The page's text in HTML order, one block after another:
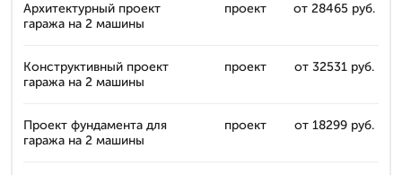
Архитектурный проект
гаража на 2 машины
проект от 28465 руб.
Конструктивный проект
гаража на 2 машины
проект от 32531 руб.
Проект фундамента для
гаража на 2 машины
проект от 18299 руб.